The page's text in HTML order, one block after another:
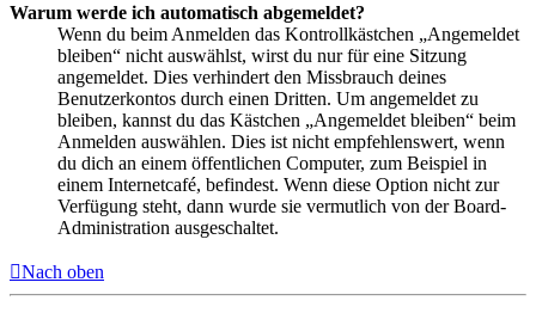
Warum werde ich automatisch abgemeldet?
Wenn du beim Anmelden das Kontrollkästchen „Angemeldet
bleiben“ nicht auswählst, wirst du nur für eine Sitzung
angemeldet. Dies verhindert den Missbrauch deines
Benutzerkontos durch einen Dritten. Um angemeldet zu
bleiben, kannst du das Kästchen „Angemeldet bleiben“ beim
Anmelden auswählen. Dies ist nicht empfehlenswert, wenn
du dich an einem öffentlichen Computer, zum Beispiel in
einem Internetcafé, befindest. Wenn diese Option nicht zur
Verfügung steht, dann wurde sie vermutlich von der Board-
Administration ausgeschaltet.
Nach oben